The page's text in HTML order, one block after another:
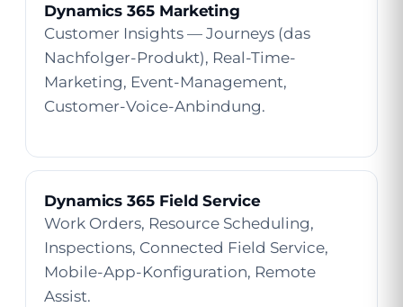
Dynamics 365 Marketing
Customer Insights — Journeys (das
Nachfolger-Produkt), Real-Time-
Marketing, Event-Management,
Customer-Voice-Anbindung.
Dynamics 365 Field Service
Work Orders, Resource Scheduling,
Inspections, Connected Field Service,
Mobile-App-Konfiguration, Remote
Assist.